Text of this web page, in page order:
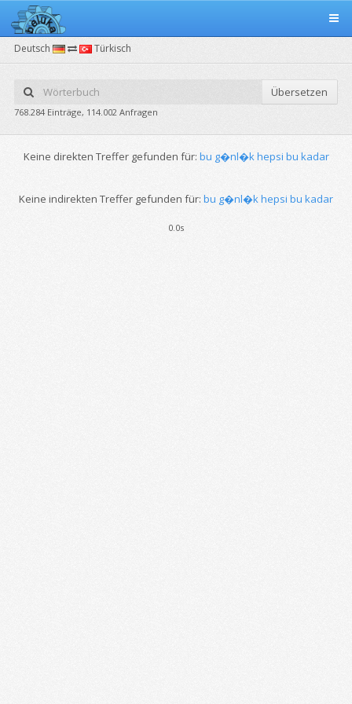
Deutsch Türkisch
Übersetzen
768.284 Einträge, 114.002 Anfragen
Keine direkten Treffer gefunden für: bu g�nl�k hepsi bu kadar
Keine indirekten Treffer gefunden für: bu g�nl�k hepsi bu kadar
0.0s